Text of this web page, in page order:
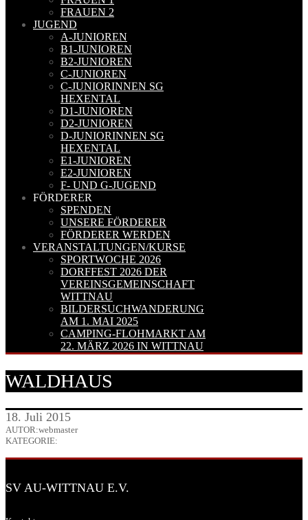
FRAUEN 2
JUGEND
A-JUNIOREN
B1-JUNIOREN
B2-JUNIOREN
C-JUNIOREN
C-JUNIORINNEN SG
HEXENTAL
D1-JUNIOREN
D2-JUNIOREN
D-JUNIORINNEN SG
HEXENTAL
E1-JUNIOREN
E2-JUNIOREN
F- UND G-JUGEND
FÖRDERER
SPENDEN
UNSERE FÖRDERER
FÖRDERER WERDEN
VERANSTALTUNGEN/KURSE
SPORTWOCHE 2026
DORFFEST 2026 DER
VEREINSGEMEINSCHAFT
WITTNAU
BILDERSUCHWANDERUNG
AM 1. MAI 2025
CAMPING-FLOHMARKT AM
22. MÄRZ 2026 IN WITTNAU
WALDHAUS
18. Juli 2015
AUTOR:webmaster
KATEGORIE:
SV AU-WITTNAU E.V.